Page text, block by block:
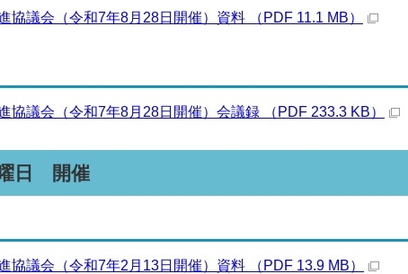
協議会（令和7年8月28日開催）資料 （PDF 11.1 MB）
協議会（令和7年8月28日開催）会議録 （PDF 233.3 KB）
日 開催
協議会（令和7年2月13日開催）資料 （PDF 13.9 MB）